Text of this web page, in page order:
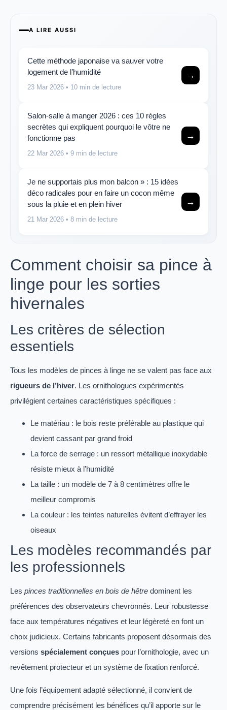
A LIRE AUSSI
Cette méthode japonaise va sauver votre
logement de l’humidité
23 Mar 2026 • 10 min de lecture
→
Salon-salle à manger 2026 : ces 10 règles
secrètes qui expliquent pourquoi le vôtre ne
fonctionne pas
22 Mar 2026 • 9 min de lecture
→
Je ne supportais plus mon balcon » : 15 idées
déco radicales pour en faire un cocon même
sous la pluie et en plein hiver
21 Mar 2026 • 8 min de lecture
→
Comment choisir sa pince à
linge pour les sorties
hivernales
Les critères de sélection
essentiels
Tous les modèles de pinces à linge ne se valent pas face aux
rigueurs de l’hiver. Les ornithologues expérimentés
privilégient certaines caractéristiques spécifiques :
Le matériau : le bois reste préférable au plastique qui
devient cassant par grand froid
La force de serrage : un ressort métallique inoxydable
résiste mieux à l’humidité
La taille : un modèle de 7 à 8 centimètres offre le
meilleur compromis
La couleur : les teintes naturelles évitent d’effrayer les
oiseaux
Les modèles recommandés par
les professionnels
Les pinces traditionnelles en bois de hêtre dominent les
préférences des observateurs chevronnés. Leur robustesse
face aux températures négatives et leur légèreté en font un
choix judicieux. Certains fabricants proposent désormais des
versions spécialement conçues pour l’ornithologie, avec un
revêtement protecteur et un système de fixation renforcé.
Une fois l’équipement adapté sélectionné, il convient de
comprendre précisément les bénéfices qu’il apporte sur le